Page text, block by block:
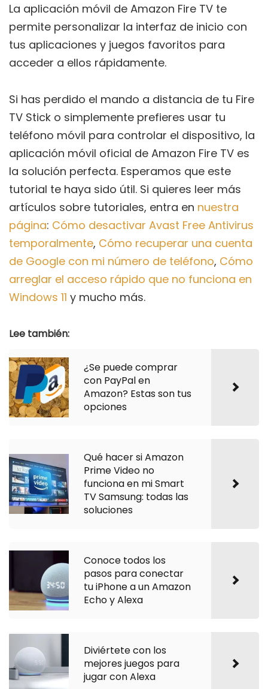
La aplicación móvil de Amazon Fire TV te
permite personalizar la interfaz de inicio con
tus aplicaciones y juegos favoritos para
acceder a ellos rápidamente.
Si has perdido el mando a distancia de tu Fire
TV Stick o simplemente prefieres usar tu
teléfono móvil para controlar el dispositivo, la
aplicación móvil oficial de Amazon Fire TV es
la solución perfecta. Esperamos que este
tutorial te haya sido útil. Si quieres leer más
artículos sobre tutoriales, entra en nuestra
página: Cómo desactivar Avast Free Antivirus
temporalmente, Cómo recuperar una cuenta
de Google con mi número de teléfono, Cómo
arreglar el acceso rápido que no funciona en
Windows 11 y mucho más.
Lee también:
¿Se puede comprar
con PayPal en
Amazon? Estas son tus
opciones
Qué hacer si Amazon
Prime Video no
funciona en mi Smart
TV Samsung: todas las
soluciones
Conoce todos los
pasos para conectar
tu iPhone a un Amazon
Echo y Alexa
Diviértete con los
mejores juegos para
jugar con Alexa